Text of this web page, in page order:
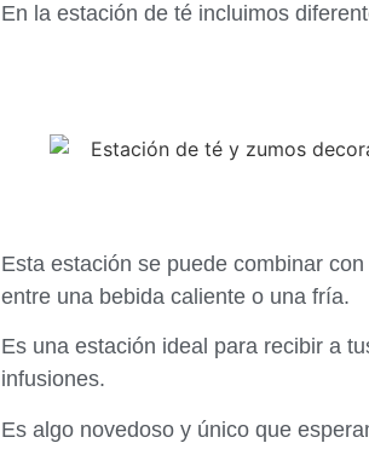
En la estación de té incluimos
Esta estación se puede combinar
entre una bebida caliente o una fría.
Es una estación ideal para recibir a
infusiones.
Es algo novedoso y único que